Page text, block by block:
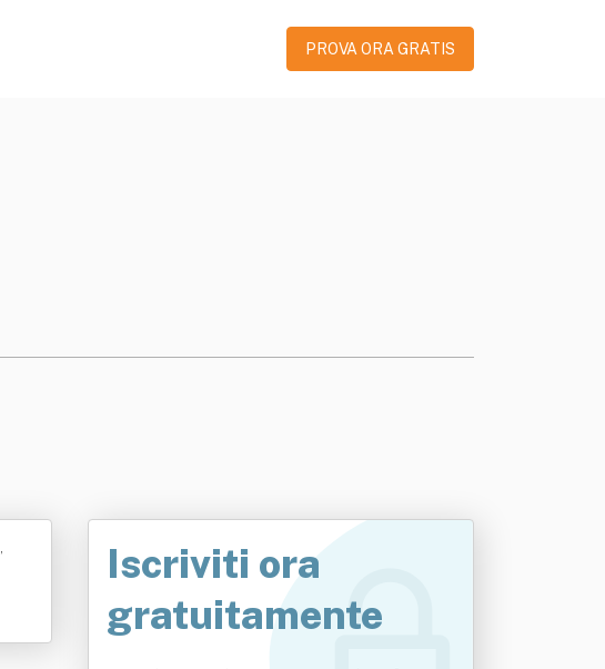
PROVA ORA GRATIS
Iscriviti ora
gratuitamente